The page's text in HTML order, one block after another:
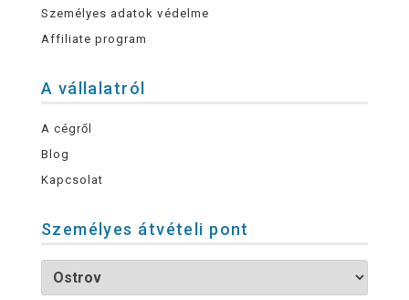
Személyes adatok védelme
Affiliate program
A vállalatról
A cégről
Blog
Kapcsolat
Személyes átvételi pont